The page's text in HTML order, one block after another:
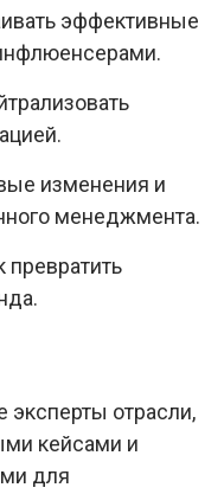
эффективные
изменения и
менеджмента.
превратить
отрасли,
кейсами и
для